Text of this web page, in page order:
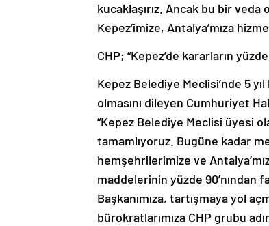
kucaklaşırız. Ancak bu bir
Kepez’imize, Antalya’mıza
CHP; “Kepez’de kararların
Kepez Belediye Meclisi’nde 5
olmasını dileyen Cumhuriyet
“Kepez Belediye Meclisi üyesi
tamamlıyoruz. Bugüne kadar
hemşehrilerimize ve
maddelerinin yüzde 90’nından
Başkanımıza, tartışmaya yol
bürokratlarımıza CHP grubu